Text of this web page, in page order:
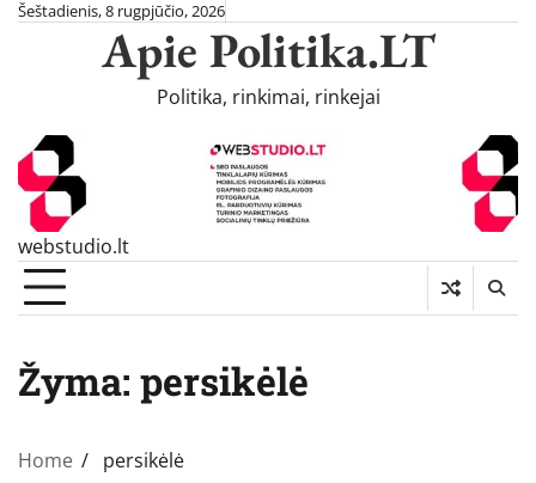
SkipŠeštadienis, 8 rugpjūčio, 2026
Apie Politika.LT
Politika, rinkimai, rinkejai
webstudio.lt
Žyma: persikėlė
Home persikėlė